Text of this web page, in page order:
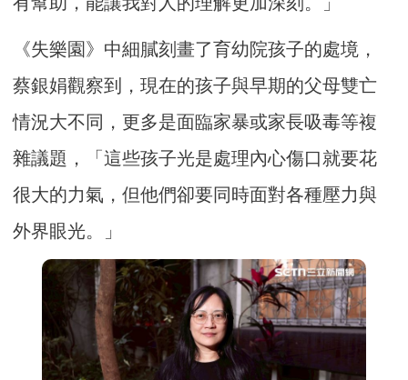
《失樂園》中細膩刻畫了育幼院孩子的處境，
蔡銀娟觀察到，現在的孩子與早期的父母雙亡
情況大不同，更多是面臨家暴或家長吸毒等複
雜議題，「這些孩子光是處理內心傷口就要花
很大的力氣，但他們卻要同時面對各種壓力與
外界眼光。」